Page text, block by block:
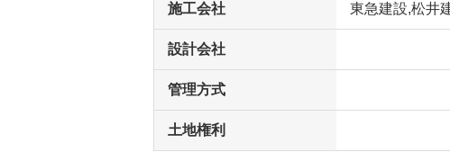
施工会社 東急建設,松井
設計会社
管理方式
土地権利